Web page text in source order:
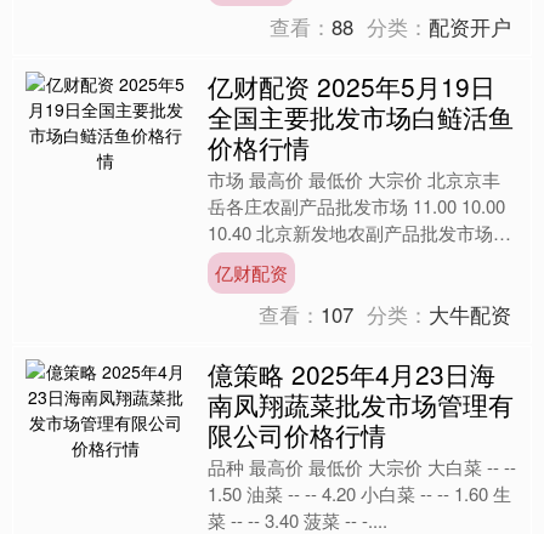
查看：88 分类：配资开户
亿财配资 2025年5月19日
全国主要批发市场白鲢活鱼
价格行情
市场 最高价 最低价 大宗价 北京京丰
岳各庄农副产品批发市场 11.00 10.00
10.40 北京新发地农副产品批发市场信
息中心 10.00 9.00 9.....
亿财配资
查看： 107 分类： 大牛配资
億策略 2025年4月23日海
南凤翔蔬菜批发市场管理有
限公司价格行情
品种 最高价 最低价 大宗价 大白菜 -- --
1.50 油菜 -- -- 4.20 小白菜 -- -- 1.60 生
菜 -- -- 3.40 菠菜 -- -....